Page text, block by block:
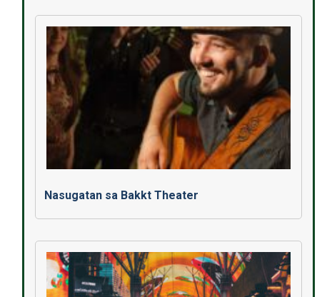
Nasugatan sa Bakkt Theater